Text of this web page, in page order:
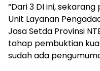
“Dari 3 DI ini,
Unit Layanan
Jasa Setda Provinsi
tahap pembuktian
sudah ada